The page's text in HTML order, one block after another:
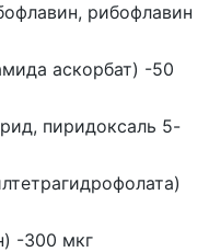
рибофлавин
аскорбат) -50
пиридоксаль 5-
-300 мкг